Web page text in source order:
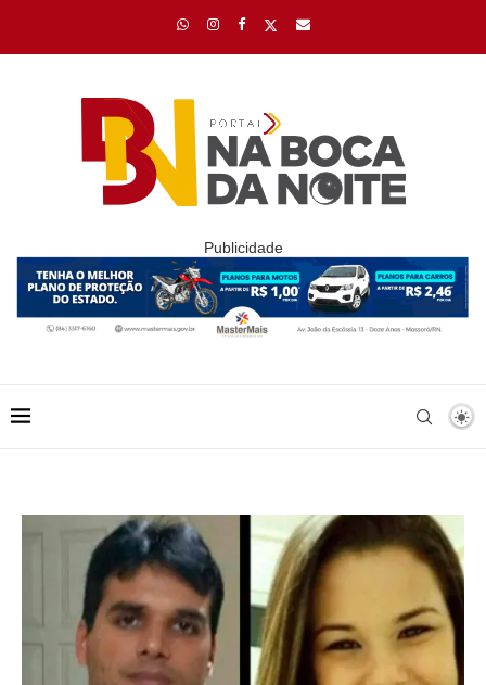
Publicidade